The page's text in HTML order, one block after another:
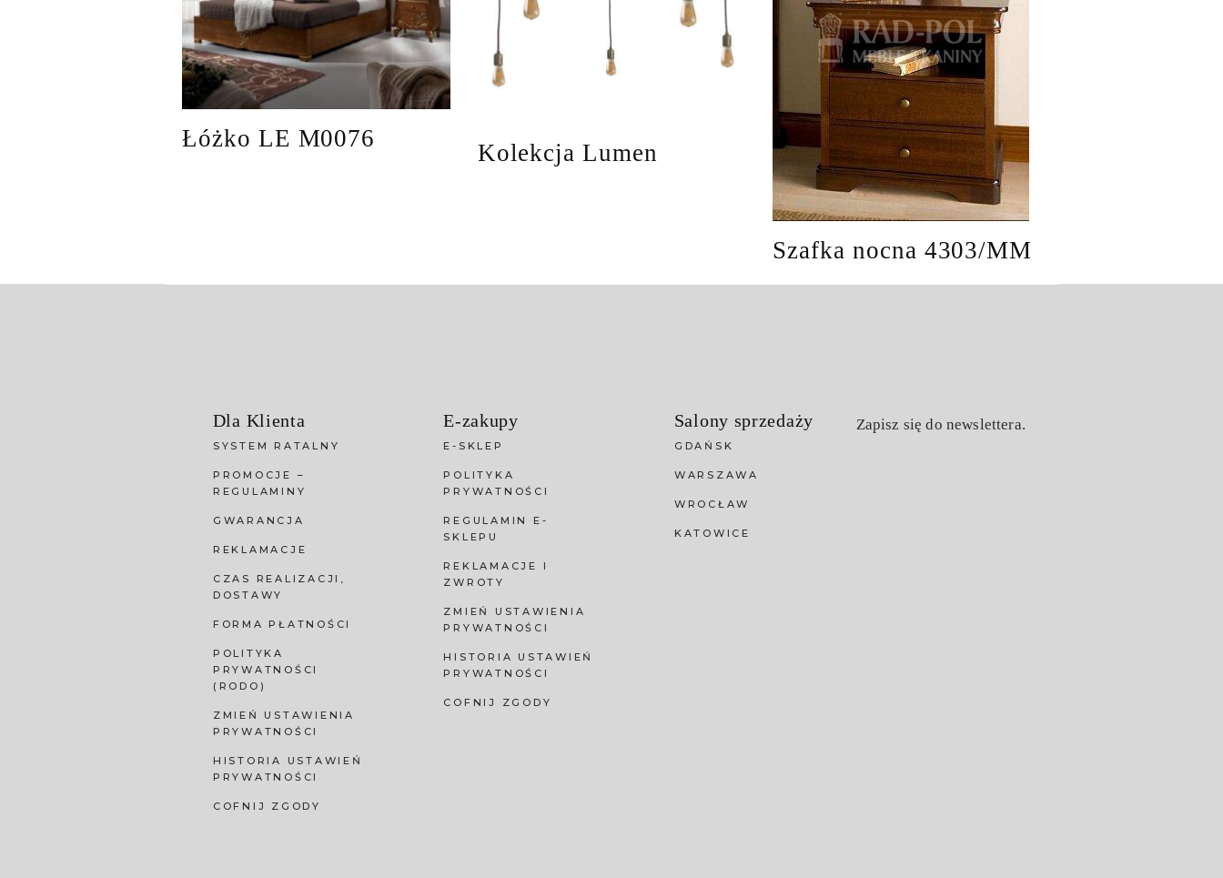
Łóżko LE M0076
Kolekcja Lumen
Szafka nocna 4303/MM
Dla Klienta
SYSTEM RATALNY
PROMOCJE –
REGULAMINY
GWARANCJA
REKLAMACJE
CZAS REALIZACJI,
DOSTAWY
FORMA PŁATNOŚCI
POLITYKA
PRYWATNOŚCI
(RODO)
ZMIEŃ USTAWIENIA
PRYWATNOŚCI
HISTORIA USTAWIEŃ
PRYWATNOŚCI
COFNIJ ZGODY
E-zakupy
E-SKLEP
POLITYKA
PRYWATNOŚCI
REGULAMIN E-
SKLEPU
REKLAMACJE I
ZWROTY
ZMIEŃ USTAWIENIA
PRYWATNOŚCI
HISTORIA USTAWIEŃ
PRYWATNOŚCI
COFNIJ ZGODY
Salony sprzedaży
GDAŃSK
WARSZAWA
WROCŁAW
KATOWICE
Zapisz się do newslettera.